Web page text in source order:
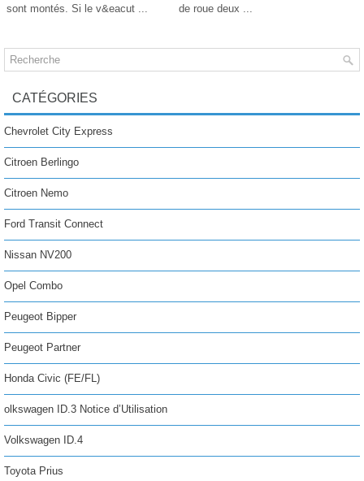
sont montés. Si le v&eacut ...
de roue deux ...
CATÉGORIES
Chevrolet City Express
Citroen Berlingo
Citroen Nemo
Ford Transit Connect
Nissan NV200
Opel Combo
Peugeot Bipper
Peugeot Partner
Honda Civic (FE/FL)
olkswagen ID.3 Notice d’Utilisation
Volkswagen ID.4
Toyota Prius